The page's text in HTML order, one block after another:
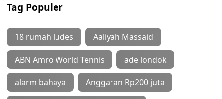
Tag Populer
18 rumah ludes Aaliyah Massaid
ABN Amro World Tennis ade londok
alarm bahaya Anggaran Rp200 juta